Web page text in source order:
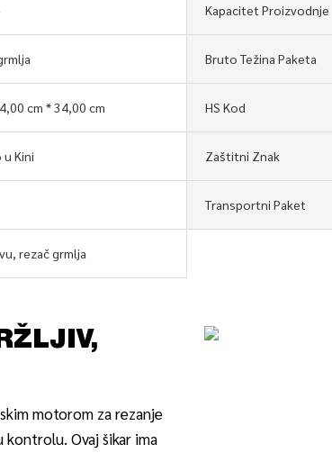
Kapacitet Proizvodnje
Bruto Težina Paketa
cm * 34,00 cm HS Kod
Kini Zaštitni Znak
Transportni Paket
rezač grmlja
motorom za rezanje
Ovaj šikar ima